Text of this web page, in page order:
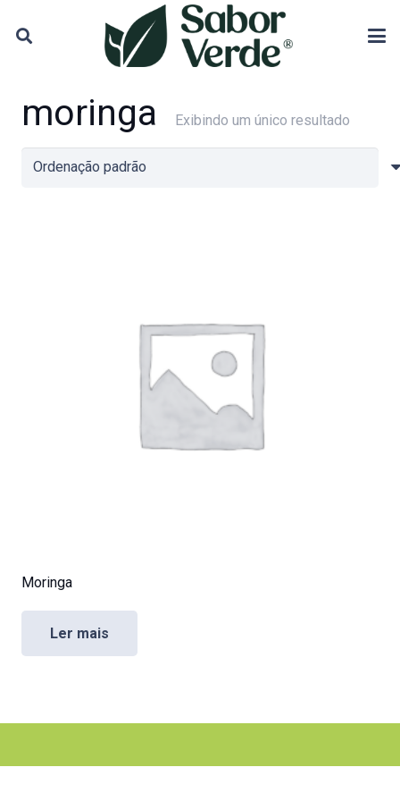
moringa Exibindo um único resultado
Moringa
Ler mais